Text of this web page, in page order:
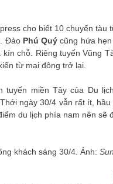
cho biết 10 chuyến tàu
ĐảoPhú Quý cũng hứa
kín chỗ. Riêng tuyến Vũng
từ mai đông trở lại.
tuyến miền Tây của Du
ngày 30/4 vẫn rất ít,
du lịch phía nam nên sẽ
khách sáng 30/4. Ảnh: